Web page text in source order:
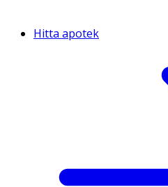
Hitta apotek